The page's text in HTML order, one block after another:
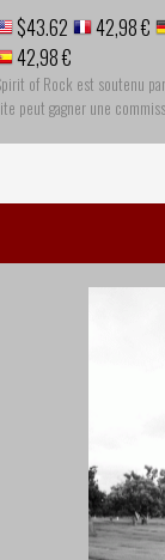
$43.62 42,98 €
42,98 €
of Rock est soutenu
peut gagner une